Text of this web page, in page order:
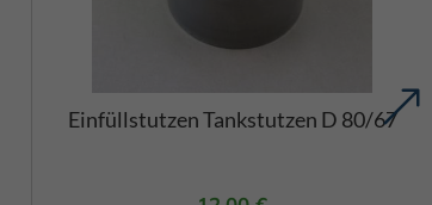
Einfüllstutzen Tankstutzen D 80/67